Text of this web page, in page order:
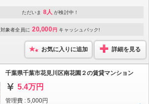
ただいま 8人 が検討中！
対象者全員に 20,000 円 キャッシュバック!
お気に入りに追加 詳細を見る
千葉県千葉市花見川区南花園２の賃貸マンション
5.4万円
管理費 : 5,000円